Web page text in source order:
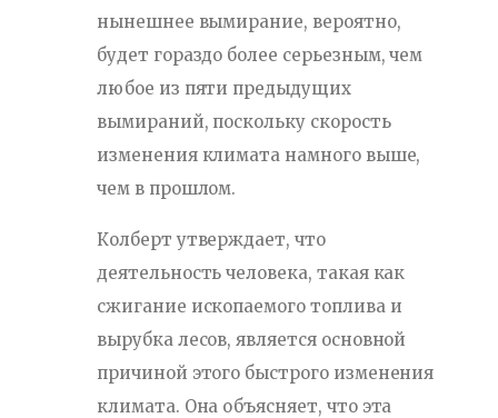
нынешнее вымирание, вероятно,
будет гораздо более серьезным, чем
любое из пяти предыдущих
вымираний, поскольку скорость
изменения климата намного выше,
чем в прошлом.
Колберт утверждает, что
деятельность человека, такая как
сжигание ископаемого топлива и
вырубка лесов, является основной
причиной этого быстрого изменения
климата. Она объясняет, что эта